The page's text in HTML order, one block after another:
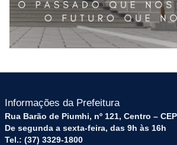
Informações da Prefeitura
Rua Barão de Piumhi, nº 121, Centro –
De segunda a sexta-feira, das 9h às 16h
Tel.: (37) 3329-1800